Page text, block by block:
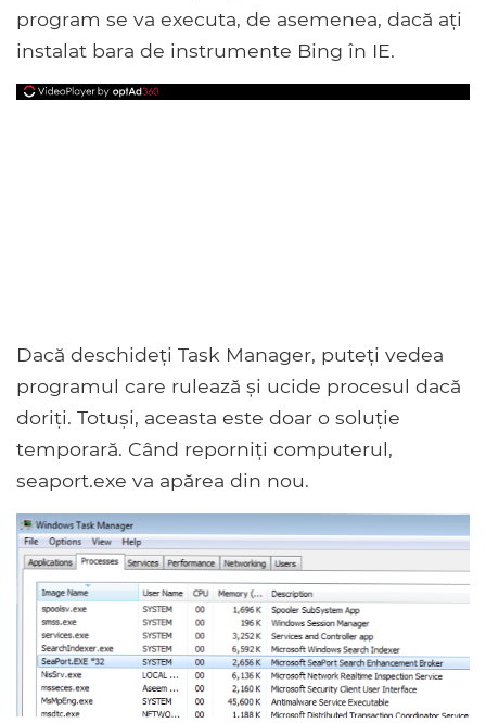
program se va executa, de asemenea, dacă ați
instalat bara de instrumente Bing în IE.
Dacă deschideți Task Manager, puteți vedea
programul care rulează și ucide procesul dacă
doriți. Totuși, aceasta este doar o soluție
temporară. Când reporniți computerul,
seaport.exe va apărea din nou.